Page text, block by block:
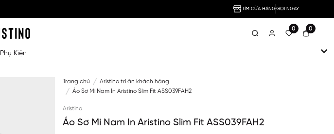
TÌM CỬA HÀNGGỌI NGAY
0 0
Phụ Kiện
Trang chủ
Aristino tri ân khách hàng
Áo Sơ Mi Nam In Aristino Slim Fit ASS039FAH2
Aristino
Áo Sơ Mi Nam In Aristino Slim Fit ASS039FAH2